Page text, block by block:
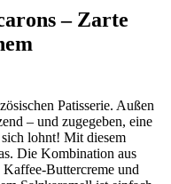
– Zarte
Patisserie. Außen
– und zugegeben, eine
lohnt! Mit diesem
Die Kombination aus
Buttercreme und